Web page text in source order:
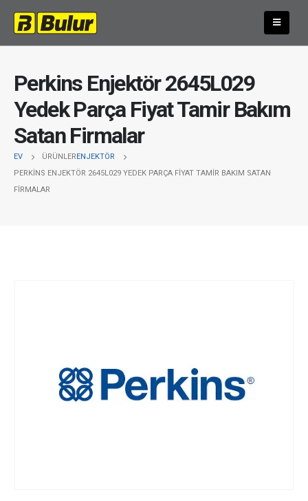
Perkins Enjektör 2645L029
Yedek Parça Fiyat Tamir Bakım
Satan Firmalar
EV ÜRÜNLERENJEKTÖR
PERKINS ENJEKTÖR 2645L029 YEDEK PARÇA FIYAT TAMIR BAKIM SATAN
FIRMALAR